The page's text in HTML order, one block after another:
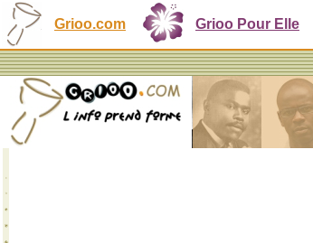
Grioo.com Grioo Pour Elle